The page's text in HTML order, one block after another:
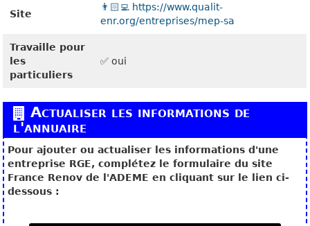
Site
👨🏻‍💻 https://www.qualit-
enr.org/entreprises/mep-sa
Travaille pour
les
particuliers
✅ oui
Actualiser les informations de
l'annuaire
Pour ajouter ou actualiser les informations d'une
entreprise RGE, complétez le formulaire du site
France Renov de l'ADEME en cliquant sur le lien ci-
dessous :